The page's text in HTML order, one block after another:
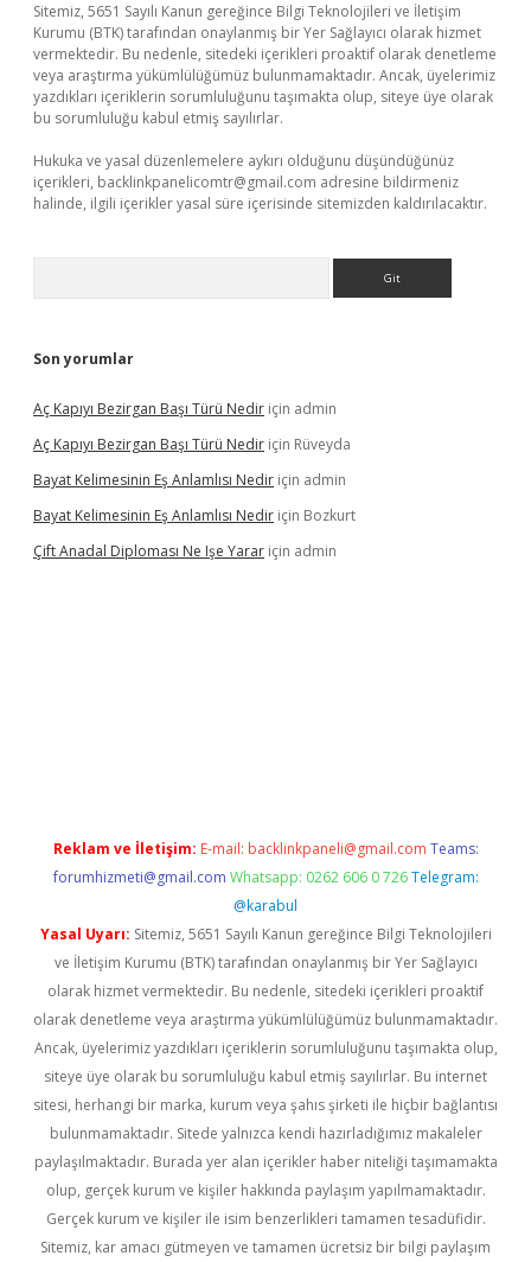
Sitemiz, 5651 Sayılı Kanun gereğince Bilgi Teknolojileri ve İletişim
Kurumu (BTK) tarafından onaylanmış bir Yer Sağlayıcı olarak hizmet
vermektedir. Bu nedenle, sitedeki içerikleri proaktif olarak denetleme
veya araştırma yükümlülüğümüz bulunmamaktadır. Ancak, üyelerimiz
yazdıkları içeriklerin sorumluluğunu taşımakta olup, siteye üye olarak
bu sorumluluğu kabul etmiş sayılırlar.
Hukuka ve yasal düzenlemelere aykırı olduğunu düşündüğünüz
içerikleri, backlinkpanelicomtr@gmail.com adresine bildirmeniz
halinde, ilgili içerikler yasal süre içerisinde sitemizden kaldırılacaktır.
Son yorumlar
Aç Kapıyı Bezirgan Başı Türü Nedir için admin
Aç Kapıyı Bezirgan Başı Türü Nedir için Rüveyda
Bayat Kelimesinin Eş Anlamlısı Nedir için admin
Bayat Kelimesinin Eş Anlamlısı Nedir için Bozkurt
Çift Anadal Diploması Ne Işe Yarar için admin
Reklam ve İletişim: E-mail: backlinkpaneli@gmail.com Teams:
forumhizmeti@gmail.com Whatsapp: 0262 606 0 726 Telegram:
@karabul
Yasal Uyarı: Sitemiz, 5651 Sayılı Kanun gereğince Bilgi Teknolojileri
ve İletişim Kurumu (BTK) tarafından onaylanmış bir Yer Sağlayıcı
olarak hizmet vermektedir. Bu nedenle, sitedeki içerikleri proaktif
olarak denetleme veya araştırma yükümlülüğümüz bulunmamaktadır.
Ancak, üyelerimiz yazdıkları içeriklerin sorumluluğunu taşımakta olup,
siteye üye olarak bu sorumluluğu kabul etmiş sayılırlar. Bu internet
sitesi, herhangi bir marka, kurum veya şahıs şirketi ile hiçbir bağlantısı
bulunmamaktadır. Sitede yalnızca kendi hazırladığımız makaleler
paylaşılmaktadır. Burada yer alan içerikler haber niteliği taşımamakta
olup, gerçek kurum ve kişiler hakkında paylaşım yapılmamaktadır.
Gerçek kurum ve kişiler ile isim benzerlikleri tamamen tesadüfidir.
Sitemiz, kar amacı gütmeyen ve tamamen ücretsiz bir bilgi paylaşım